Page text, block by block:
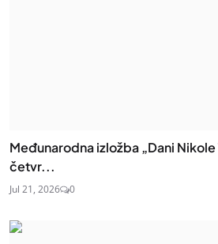
Međunarodna izložba „Dani
četvr...
Jul 21, 2026 0